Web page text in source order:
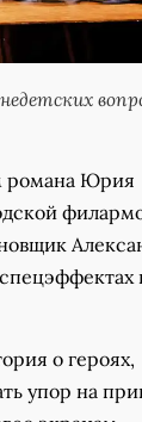
романа Юрия
о героях,
упор на